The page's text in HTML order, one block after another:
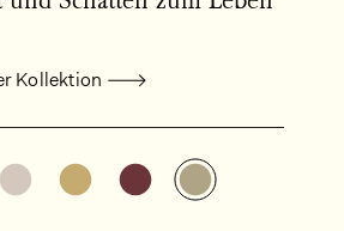
Kollektion
entdecken: MIR802
Varianten entdecken: MIR803
Weitere Varianten entdecken:
Weitere Varianten
Weitere Varianten
Weitere